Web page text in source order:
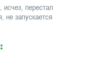
исчез, перестал
не запускается